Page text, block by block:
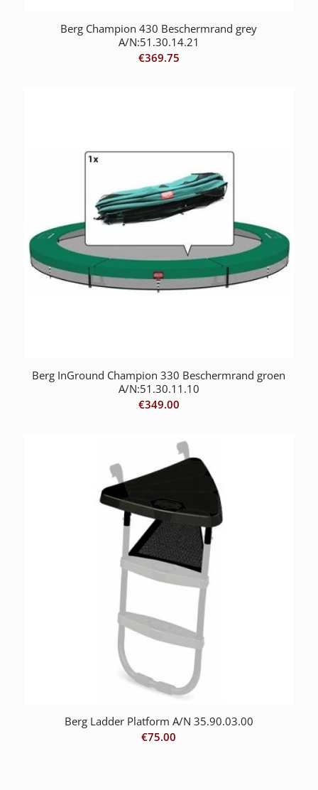
Berg Champion 430 Beschermrand grey
A/N:51.30.14.21
€369.75
Berg InGround Champion 330 Beschermrand groen
A/N:51.30.11.10
€349.00
Berg Ladder Platform A/N 35.90.03.00
€75.00